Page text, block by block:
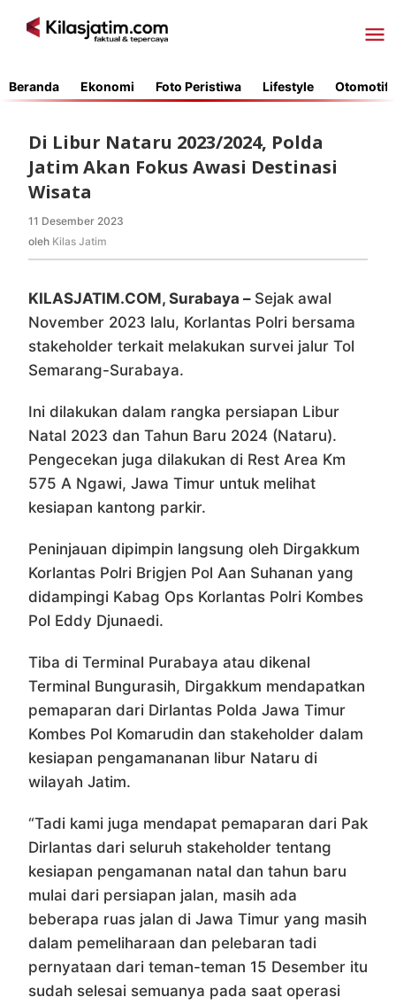
Beranda Ekonomi Foto Peristiwa Lifestyle Otomotif
Di Libur Nataru 2023/2024, Polda
Jatim Akan Fokus Awasi Destinasi
Wisata
11 Desember 2023
oleh Kilas Jatim
KILASJATIM.COM, Surabaya – Sejak awal
November 2023 lalu, Korlantas Polri bersama
stakeholder terkait melakukan survei jalur Tol
Semarang-Surabaya.
Ini dilakukan dalam rangka persiapan Libur
Natal 2023 dan Tahun Baru 2024 (Nataru).
Pengecekan juga dilakukan di Rest Area Km
575 A Ngawi, Jawa Timur untuk melihat
kesiapan kantong parkir.
Peninjauan dipimpin langsung oleh Dirgakkum
Korlantas Polri Brigjen Pol Aan Suhanan yang
didampingi Kabag Ops Korlantas Polri Kombes
Pol Eddy Djunaedi.
Tiba di Terminal Purabaya atau dikenal
Terminal Bungurasih, Dirgakkum mendapatkan
pemaparan dari Dirlantas Polda Jawa Timur
Kombes Pol Komarudin dan stakeholder dalam
kesiapan pengamananan libur Nataru di
wilayah Jatim.
“Tadi kami juga mendapat pemaparan dari Pak
Dirlantas dari seluruh stakeholder tentang
kesiapan pengamanan natal dan tahun baru
mulai dari persiapan jalan, masih ada
beberapa ruas jalan di Jawa Timur yang masih
dalam pemeliharaan dan pelebaran tadi
pernyataan dari teman-teman 15 Desember itu
sudah selesai semuanya pada saat operasi